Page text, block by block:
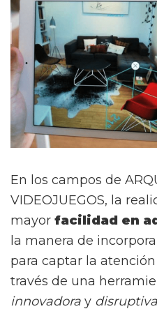
En los campos de
VIDEOJUEGOS, la
mayor facilidad en
la manera de
para captar la
través de una
innovadora y disruptiva